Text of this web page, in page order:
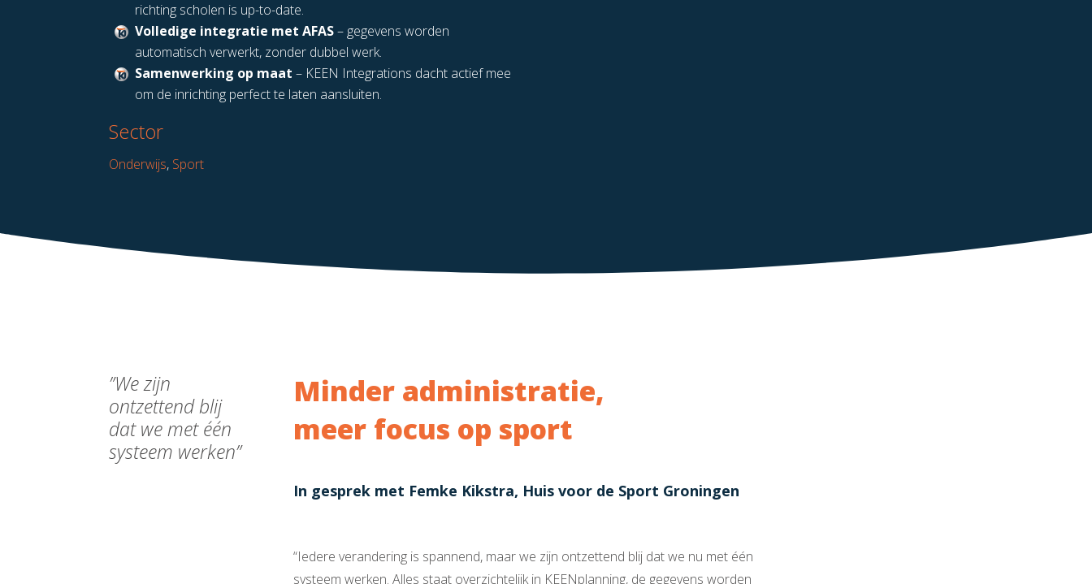
richting scholen is up-to-date.
Volledige integratie met AFAS– gegevens worden
automatisch verwerkt, zonder dubbel werk.
Samenwerking op maat – KEEN Integrations dacht actief mee
om de inrichting perfect te laten aansluiten.
Sector
Onderwijs, Sport
”We zijn
ontzettend blij
dat we met één
systeem werken”
Minder administratie,
meer focus op sport
In gesprek met Femke Kikstra, Huis voor de Sport Groningen
“Iedere verandering is spannend, maar we zijn ontzettend blij dat we nu met één
systeem werken. Alles staat overzichtelijk in KEENplanning, de gegevens worden